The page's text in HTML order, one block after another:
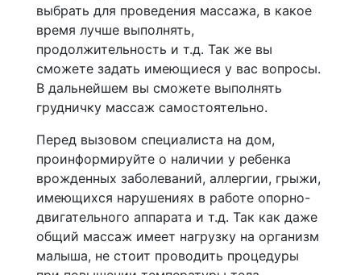
выбрать для проведения массажа, в какое
время лучше выполнять,
продолжительность и т.д. Так же вы
сможете задать имеющиеся у вас вопросы.
В дальнейшем вы сможете выполнять
грудничку массаж самостоятельно.
Перед вызовом специалиста на дом,
проинформируйте о наличии у ребенка
врожденных заболеваний, аллергии, грыжи,
имеющихся нарушениях в работе опорно-
двигательного аппарата и т.д. Так как даже
общий массаж имеет нагрузку на организм
малыша, не стоит проводить процедуры